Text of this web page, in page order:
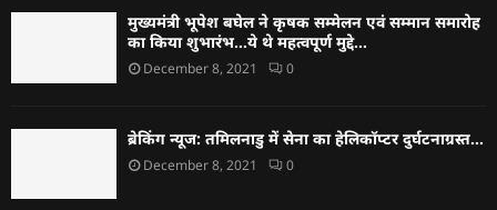
मुख्यमंत्री भूपेश बघेल ने कृषक सम्मेलन एवं सम्मान समारोह
का किया शुभारंभ…ये थे महत्वपूर्ण मुद्दे…
December 8, 2021 0
ब्रेकिंग न्यूज: तमिलनाडु में सेना का हेलिकॉप्टर दुर्घटनाग्रस्त…
December 8, 2021 0